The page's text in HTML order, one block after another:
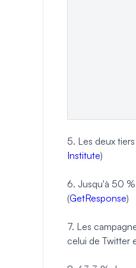
5. Les deux
Institute)
6. Jusqu'à 50
(GetResponse)
7. Les
celui de Twitter